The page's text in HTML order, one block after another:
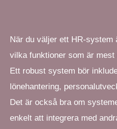
När du väljer ett HR-
vilka funktioner som är
Ett robust system bör
lönehantering,
Det är också bra om
enkelt att integrera med